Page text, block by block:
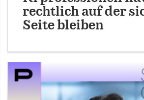
rechtlich auf der
Seite bleiben